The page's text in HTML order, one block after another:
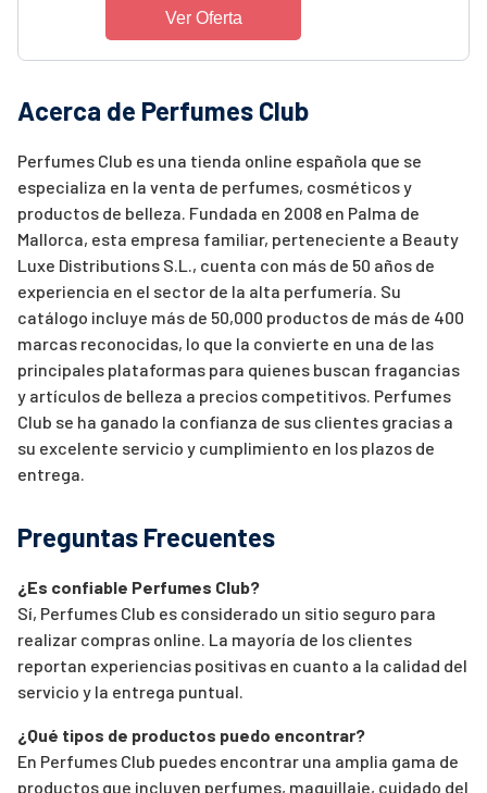
Ver Oferta
Acerca de Perfumes Club
Perfumes Club es una tienda online española que se
especializa en la venta de perfumes, cosméticos y
productos de belleza. Fundada en 2008 en Palma de
Mallorca, esta empresa familiar, perteneciente a Beauty
Luxe Distributions S.L., cuenta con más de 50 años de
experiencia en el sector de la alta perfumería. Su
catálogo incluye más de 50,000 productos de más de 400
marcas reconocidas, lo que la convierte en una de las
principales plataformas para quienes buscan fragancias
y artículos de belleza a precios competitivos. Perfumes
Club se ha ganado la confianza de sus clientes gracias a
su excelente servicio y cumplimiento en los plazos de
entrega.
Preguntas Frecuentes
¿Es confiable Perfumes Club?
Sí, Perfumes Club es considerado un sitio seguro para
realizar compras online. La mayoría de los clientes
reportan experiencias positivas en cuanto a la calidad del
servicio y la entrega puntual.
¿Qué tipos de productos puedo encontrar?
En Perfumes Club puedes encontrar una amplia gama de
productos que incluyen perfumes, maquillaje, cuidado del